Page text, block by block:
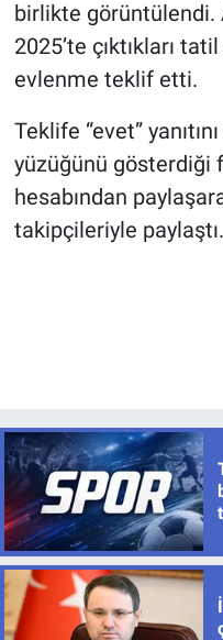
birlikte görüntülendi.
2025’te çıktıkları
evlenme teklif etti.
Teklife “evet”
yüzüğünü gösterdiği
hesabından
takipçileriyle paylaştı.